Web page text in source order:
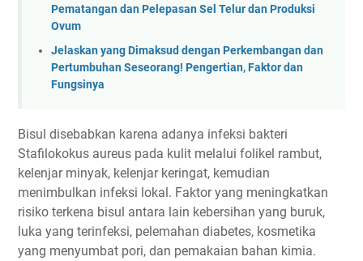
Pematangan dan Pelepasan Sel Telur dan Produksi
Ovum
Jelaskan yang Dimaksud dengan Perkembangan dan
Pertumbuhan Seseorang! Pengertian, Faktor dan
Fungsinya
Bisul disebabkan karena adanya infeksi bakteri
Stafilokokus aureus pada kulit melalui folikel rambut,
kelenjar minyak, kelenjar keringat, kemudian
menimbulkan infeksi lokal. Faktor yang meningkatkan
risiko terkena bisul antara lain kebersihan yang buruk,
luka yang terinfeksi, pelemahan diabetes, kosmetika
yang menyumbat pori, dan pemakaian bahan kimia.